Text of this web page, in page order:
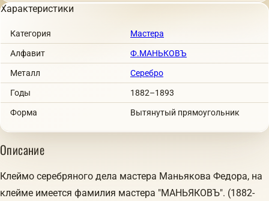
Характеристики
Категория Мастера
Алфавит Ф.МАНЬКОВЪ
Металл Серебро
Годы 1882–1893
Форма Вытянутый прямоугольник
Описание
Клеймо серебряного дела мастера Маньякова Федора, на
клейме имеется фамилия мастера "МАНЬЯКОВЪ". (1882-